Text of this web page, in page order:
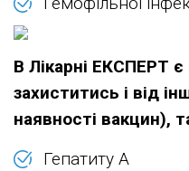
В Лікарні ЕКСПЕРТ
захиститись і від
наявності вакцин),
Гепатиту А